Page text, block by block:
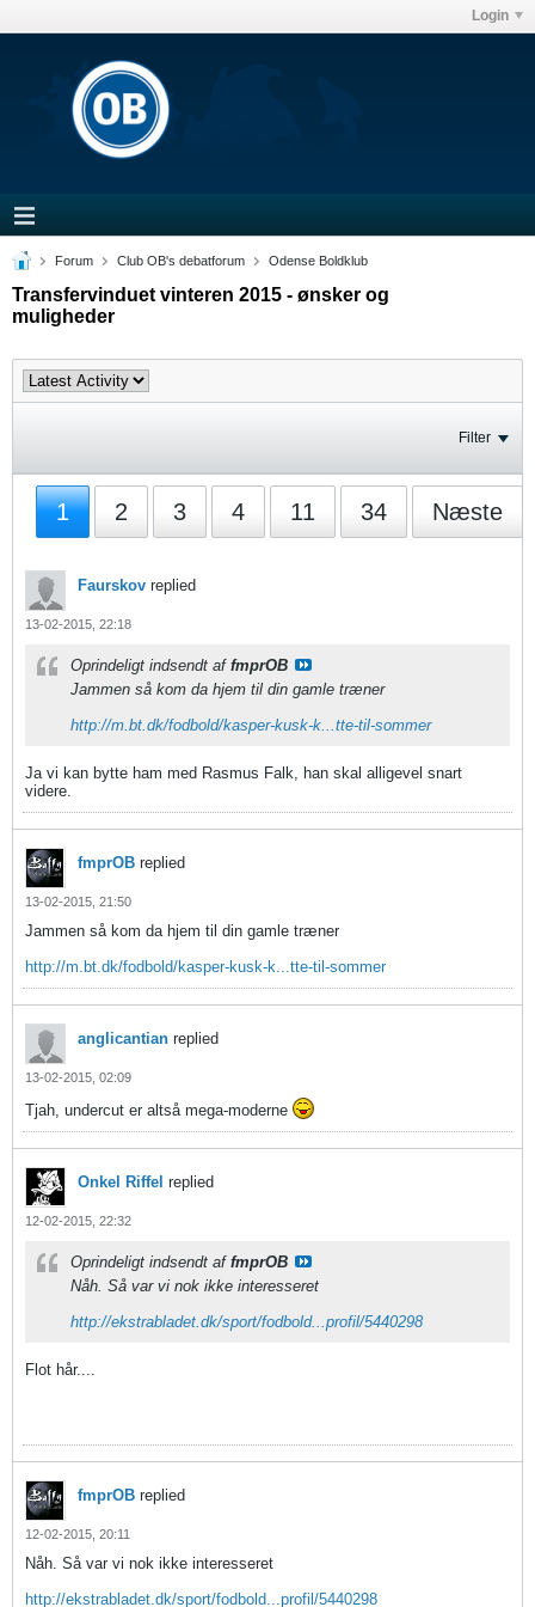
Login
Forum Club OB's debatforum Odense Boldklub
Transfervinduet vinteren 2015 - ønsker og
muligheder
Filter
1 2 3 4 11 34 Næste
Faurskov replied
13-02-2015, 22:18
Oprindeligt indsendt af fmprOB
Jammen så kom da hjem til din gamle træner
http://m.bt.dk/fodbold/kasper-kusk-k...tte-til-sommer
Ja vi kan bytte ham med Rasmus Falk, han skal alligevel snart
videre.
fmprOB replied
13-02-2015, 21:50
Jammen så kom da hjem til din gamle træner
http://m.bt.dk/fodbold/kasper-kusk-k...tte-til-sommer
anglicantian replied
13-02-2015, 02:09
Tjah, undercut er altså mega-moderne
Onkel Riffel replied
12-02-2015, 22:32
Oprindeligt indsendt af fmprOB
Nåh. Så var vi nok ikke interesseret
http://ekstrabladet.dk/sport/fodbold...profil/5440298
Flot hår....
fmprOB replied
12-02-2015, 20:11
Nåh. Så var vi nok ikke interesseret
http://ekstrabladet.dk/sport/fodbold...profil/5440298